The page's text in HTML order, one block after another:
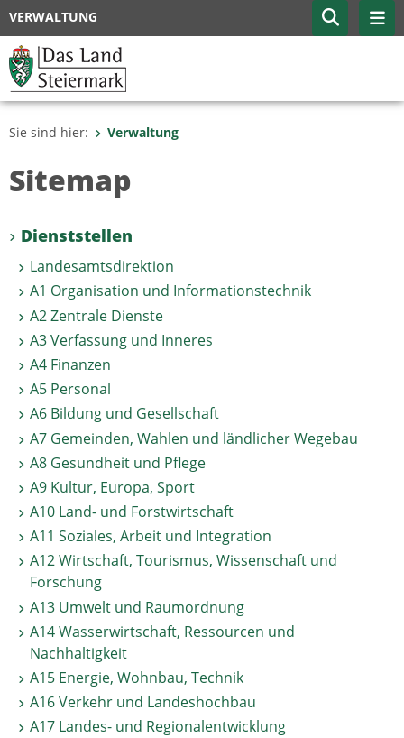
VERWALTUNG
Sie sind hier: Verwaltung
Sitemap
Dienststellen
Landesamtsdirektion
A1 Organisation und Informationstechnik
A2 Zentrale Dienste
A3 Verfassung und Inneres
A4 Finanzen
A5 Personal
A6 Bildung und Gesellschaft
A7 Gemeinden, Wahlen und ländlicher Wegebau
A8 Gesundheit und Pflege
A9 Kultur, Europa, Sport
A10 Land- und Forstwirtschaft
A11 Soziales, Arbeit und Integration
A12 Wirtschaft, Tourismus, Wissenschaft und
Forschung
A13 Umwelt und Raumordnung
A14 Wasserwirtschaft, Ressourcen und
Nachhaltigkeit
A15 Energie, Wohnbau, Technik
A16 Verkehr und Landeshochbau
A17 Landes- und Regionalentwicklung